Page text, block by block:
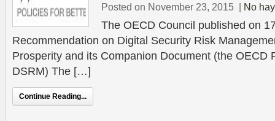
Posted on November 23, 2015 | No
The OECD Council published on
Recommendation on Digital Security Risk
Prosperity and its Companion Document (the OECD
DSRM) The […]
Continue Reading...